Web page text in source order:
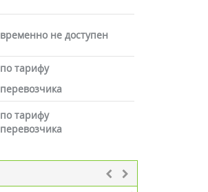
временно не доступен
по тарифу
перевозчика
по тарифу
перевозчика